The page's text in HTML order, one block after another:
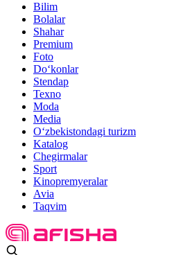
Bilim
Bolalar
Shahar
Premium
Foto
Do‘konlar
Stendap
Texno
Moda
Media
O‘zbekistondagi turizm
Katalog
Chegirmalar
Sport
Kinopremyeralar
Avia
Taqvim